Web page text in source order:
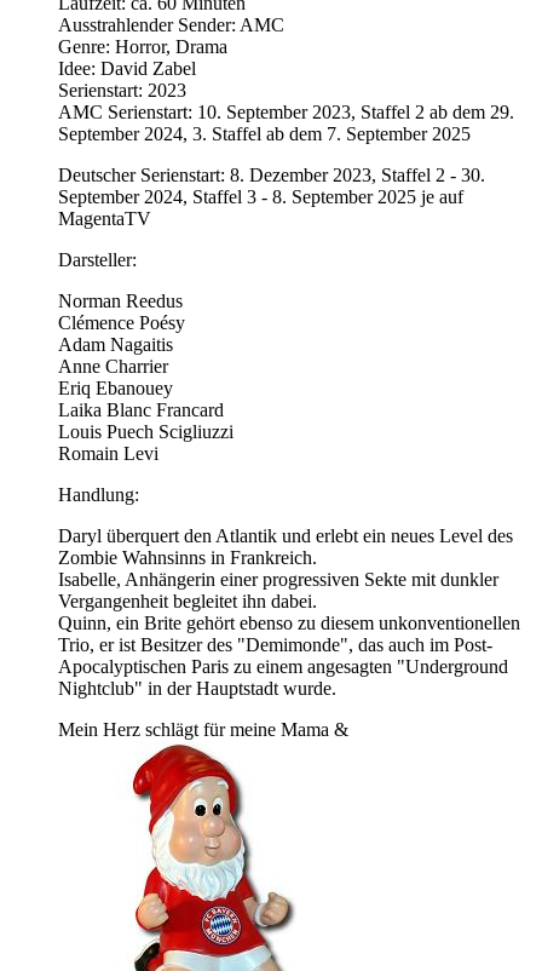
Ausstrahlender Sender: AMC
Genre: Horror, Drama
Idee: David Zabel
Serienstart: 2023
AMC Serienstart: 10. September 2023, Staffel 2 ab dem 29.
September 2024, 3. Staffel ab dem 7. September 2025
Deutscher Serienstart: 8. Dezember 2023, Staffel 2 - 30.
September 2024, Staffel 3 - 8. September 2025 je auf
MagentaTV
Darsteller:
Norman Reedus
Clémence Poésy
Adam Nagaitis
Anne Charrier
Eriq Ebanouey
Laika Blanc Francard
Louis Puech Scigliuzzi
Romain Levi
Handlung:
Daryl überquert den Atlantik und erlebt ein neues Level des
Zombie Wahnsinns in Frankreich.
Isabelle, Anhängerin einer progressiven Sekte mit dunkler
Vergangenheit begleitet ihn dabei.
Quinn, ein Brite gehört ebenso zu diesem unkonventionellen
Trio, er ist Besitzer des "Demimonde", das auch im Post-
Apocalyptischen Paris zu einem angesagten "Underground
Nightclub" in der Hauptstadt wurde.
Mein Herz schlägt für meine Mama &